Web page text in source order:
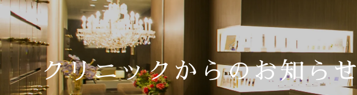
クリニックからのお知らせ